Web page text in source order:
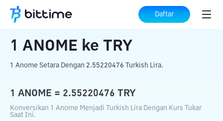
Daftar
Beranda Konverter Kripto ANOME TRY
1 ANOME ke TRY
1 Anome Setara Dengan 2.55220476 Turkish Lira.
1 ANOME = 2.55220476 TRY
Konversikan 1 Anome Menjadi Turkish Lira Dengan Kurs Tukar
Saat Ini.